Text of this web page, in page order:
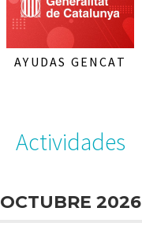
AYUDAS GENCAT
Actividades
OCTUBRE 2026